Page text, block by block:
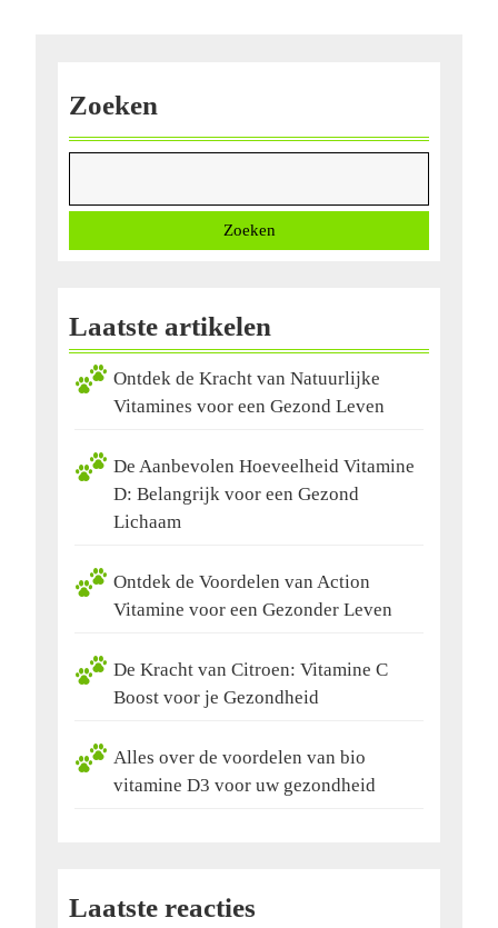
Zoeken
Zoeken
Laatste artikelen
Ontdek de Kracht van Natuurlijke
Vitamines voor een Gezond Leven
De Aanbevolen Hoeveelheid Vitamine
D: Belangrijk voor een Gezond
Lichaam
Ontdek de Voordelen van Action
Vitamine voor een Gezonder Leven
De Kracht van Citroen: Vitamine C
Boost voor je Gezondheid
Alles over de voordelen van bio
vitamine D3 voor uw gezondheid
Laatste reacties